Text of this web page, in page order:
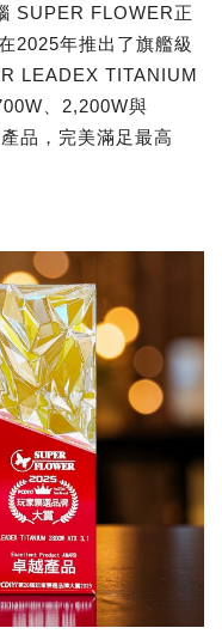
SUPER FLOWER正
2025年推出了旗艦級
LEADEX TITANIUM
、2,200W與
品，完美滿足最高